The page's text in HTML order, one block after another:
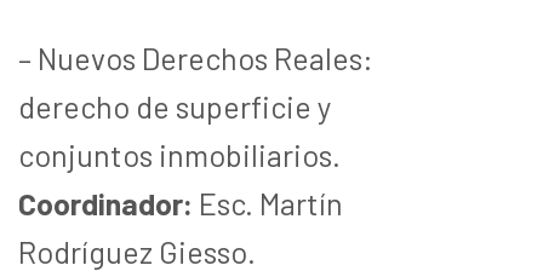
– Nuevos Derechos Reales:
derecho de superficie y
conjuntos inmobiliarios.
Coordinador: Esc. Martín
Rodríguez Giesso.